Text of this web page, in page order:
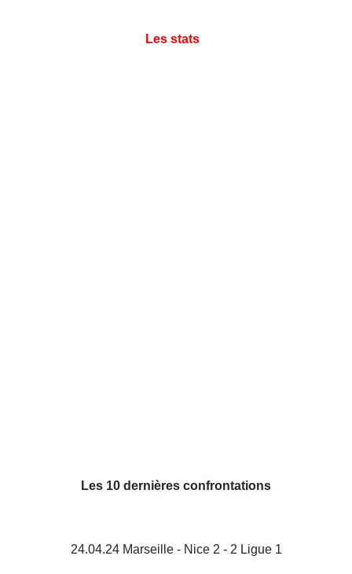
Les stats
Les 10 dernières confrontations
24.04.24 Marseille - Nice 2 - 2 Ligue 1